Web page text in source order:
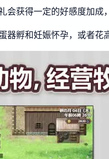
会获得一定的好感度加成
器孵和妊娠怀孕，或者